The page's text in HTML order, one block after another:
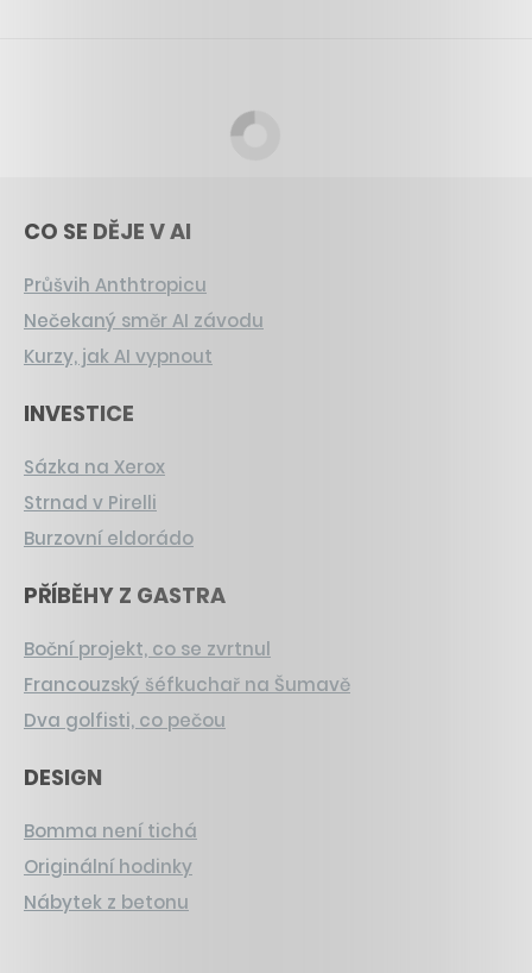
CO SE DĚJE V AI
Průšvih Anthtropicu
Nečekaný směr AI závodu
Kurzy, jak AI vypnout
INVESTICE
Sázka na Xerox
Strnad v Pirelli
Burzovní eldorádo
PŘÍBĚHY Z GASTRA
Boční projekt, co se zvrtnul
Francouzský šéfkuchař na Šumavě
Dva golfisti, co pečou
DESIGN
Bomma není tichá
Originální hodinky
Nábytek z betonu